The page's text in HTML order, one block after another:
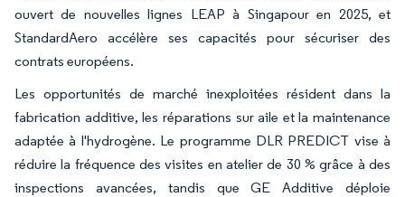
ouvert de nouvelles lignes LEAP à Singapour en 2025, et
StandardAero accélère ses capacités pour sécuriser des
contrats européens.
Les opportunités de marché inexploitées résident dans la
fabrication additive, les réparations sur aile et la maintenance
adaptée à l'hydrogène. Le programme DLR PREDICT vise à
réduire la fréquence des visites en atelier de 30 % grâce à des
inspections avancées, tandis que GE Additive déploie